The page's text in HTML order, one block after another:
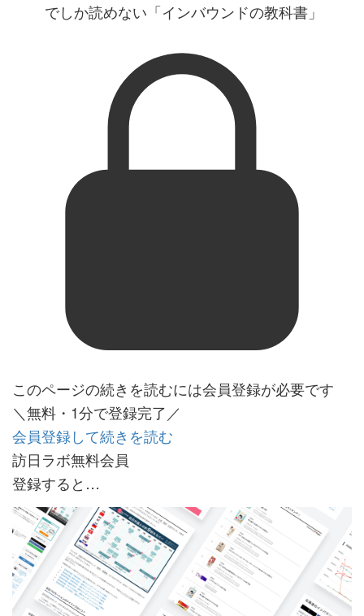
でしか読めない「インバウンドの教科書」
このページの続きを読むには会員登録が必要です
＼無料・1分で登録完了／
会員登録して続きを読む
訪日ラボ無料会員
登録すると…